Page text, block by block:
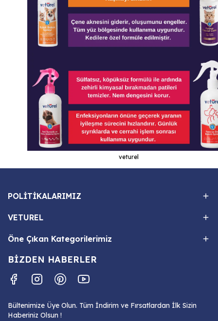
veturel
POLİTİKALARIMIZ
VETUREL
Öne Çıkan Kategorilerimiz
BİZDEN HABERLER
Bültenimize Üye Olun. Tüm İndirim ve Fırsatlardan İlk Sizin
Haberiniz Olsun !